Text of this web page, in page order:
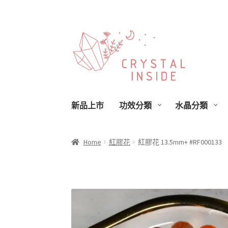
新品上市 功效分類 水晶分類
Home 紅膠花 紅膠花 13.5mm+ #RF000133